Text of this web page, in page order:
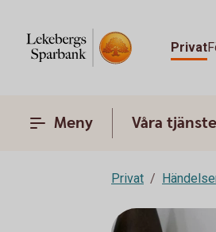
Privat
Meny Våra
Privat